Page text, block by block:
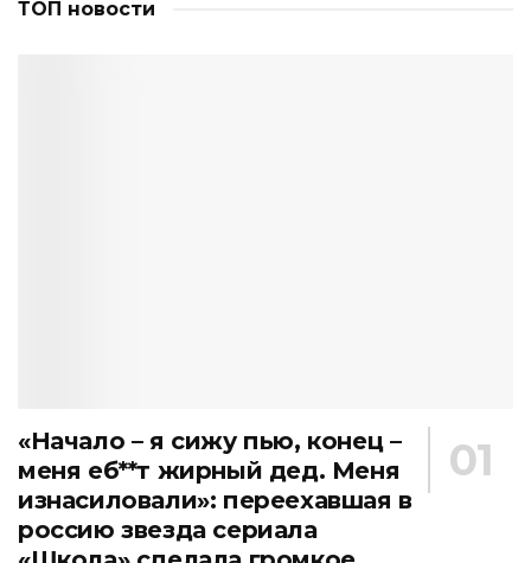
ТОП новости
«Начало – я сижу пью, конец –
меня еб**т жирный дед. Меня
изнасиловали»: переехавшая в
россию звезда сериала